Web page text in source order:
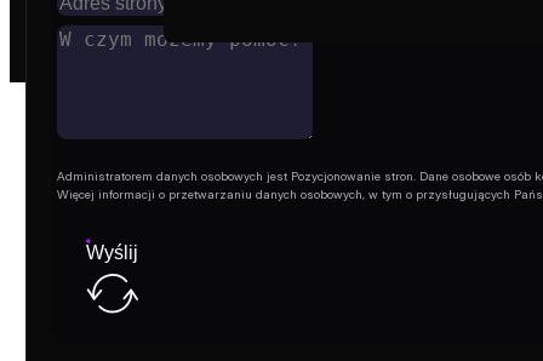
Administratorem danych osobowych jest Pozycjonowanie stron. Dane osobowe
Więcej informacji o przetwarzaniu danych osobowych, w tym o przysługujących
Wyślij
reklamowe
- Blog